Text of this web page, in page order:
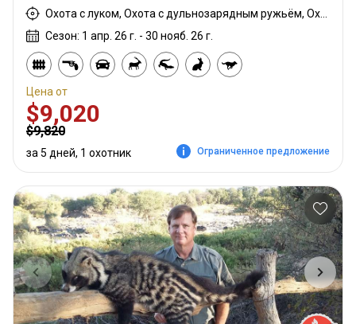
Сезон: 1 апр. 26 г. - 30 нояб. 26 г.
Цена от
$9,020
$9,820
за 5 дней, 1 охотник Ограниченное предложение